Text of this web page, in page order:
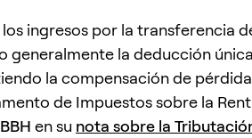
ingresos por la transferencia
generalmente la deducción
la compensación de
de Impuestos sobre la
en su nota sobre la